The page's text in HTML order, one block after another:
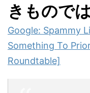
きもので
Google: Spammy
Something To
Roundtable]